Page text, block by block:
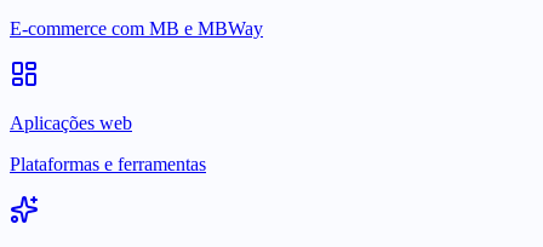
E-commerce com MB e MBWay
Aplicações web
Plataformas e ferramentas